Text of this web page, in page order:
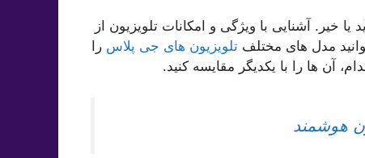
خیر. آشنایی با ویژگی و امکانات تلویزیون از
مدل های مختلف تلویزیون های جی پلاس را